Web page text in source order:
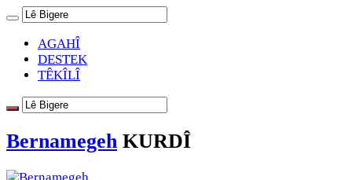
AGAHÎ
DESTEK
TÊKÎLÎ
Bernamegeh KURDÎ